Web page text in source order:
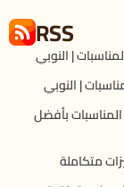
RSS
| النوبي
| النوبي
بأفضل
متكاملة